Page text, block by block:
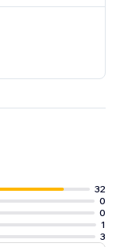
32
0
0
1
3